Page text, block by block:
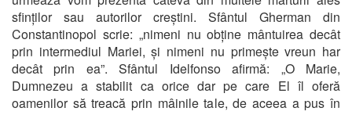
sfinților sau autorilor creștini. Sfântul Gherman din
Constantinopol scrie: „nimeni nu obține mântuirea decât
prin intermediul Mariei, și nimeni nu primește vreun har
decât prin ea”. Sfântul Idelfonso afirmă: „O Marie,
Dumnezeu a stabilit ca orice dar pe care El îl oferă
oamenilor să treacă prin mâinile tale, de aceea a pus în